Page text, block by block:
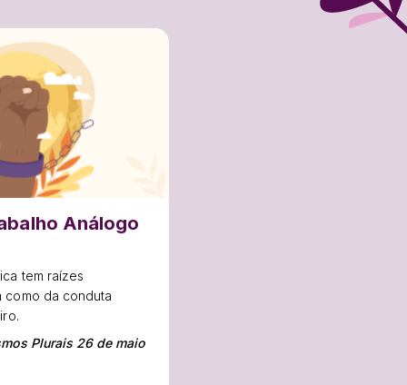
Análogo
tem raízes
como da conduta
Plurais 26 de maio